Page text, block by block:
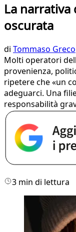
La narrativa
oscurata
di Tommaso Greco
Molti operatori
provenienza,
ripetere che «un
adeguarci. Una
responsabilità
3 min di lettura